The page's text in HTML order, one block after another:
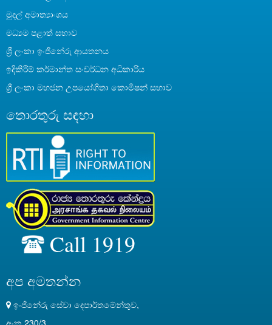
මුදල් අමාත්‍යාංශය
මධ්‍යම පළාත් සභාව
ශ්‍රී ලංකා ඉංජිනේරු ආයතනය
ඉදිකිරීම් කර්මාන්ත සංවර්ධන අධිකාරිය
ශ්‍රී ලංකා මහජන උපයෝගිතා කොමිෂන් සභාව
තොරතුරු සඳහා
Call 1919
අප අමතන්න
ඉංජිනේරු සේවා දෙපාර්තමේන්තුව,
අංක 230/3,